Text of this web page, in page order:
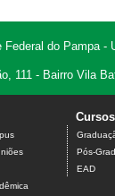
do Pampa -
111 - Bairro Vila
Cursos
Pós-
EAD